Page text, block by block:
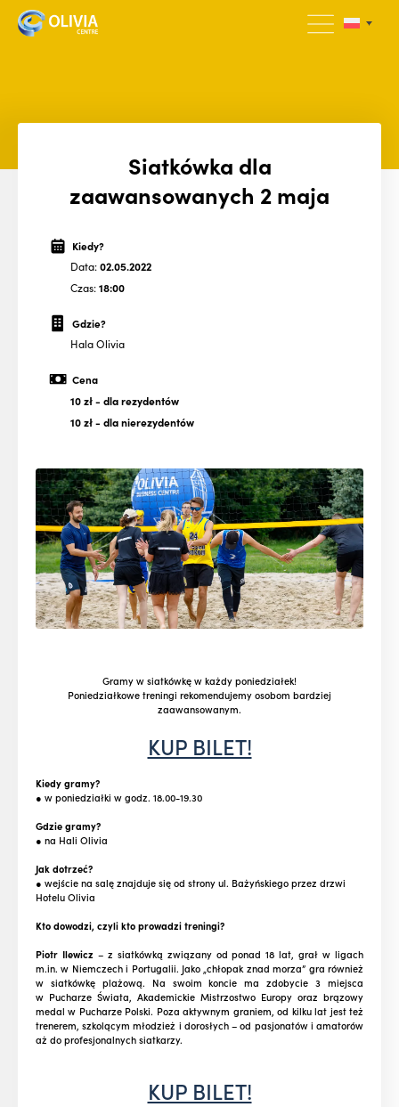
Siatkówka dla
zaawansowanych 2 maja
Kiedy?
Data:02.05.2022
Czas:18:00
Gdzie?
Hala Olivia
Cena
10 zł- dla rezydentów
10 zł- dla nierezydentów
Gramy w siatkówkę w każdy poniedziałek!
Poniedziałkowe treningi rekomendujemy osobom bardziej
zaawansowanym.
KUP BILET!
Kiedy gramy?
● w poniedziałki w godz. 18.00-19.30
Gdzie gramy?
● na Hali Olivia
Jak dotrzeć?
● wejście na salę znajduje się od strony ul. Bażyńskiego przez drzwi
Hotelu Olivia
Kto dowodzi, czyli kto prowadzi treningi?
Piotr Ilewicz – z siatkówką związany od ponad 18 lat, grał w ligach
m.in. w Niemczech i Portugalii. Jako „chłopak znad morza” gra również
w siatkówkę plażową. Na swoim koncie ma zdobycie 3 miejsca
w Pucharze Świata, Akademickie Mistrzostwo Europy oraz brązowy
medal w Pucharze Polski. Poza aktywnym graniem, od kilku lat jest też
trenerem, szkolącym młodzież i dorosłych – od pasjonatów i amatorów
aż do profesjonalnych siatkarzy.
KUP BILET!